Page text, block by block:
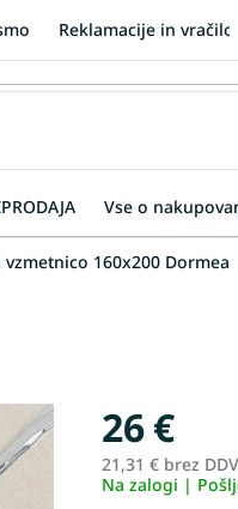
Reklamacije in vračilo
Vse o
vzmetnico 160x200 Dormea
26 €
21,31 € brez DDV
Na zalogi |